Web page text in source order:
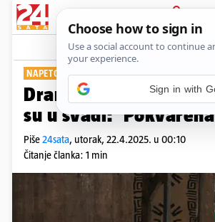
PRIJAVA
Show
NAPETOSTI U PLEMENU
Drama u 'Survivoru',
su u svađi:
Piše24sata, utorak, 22.4.2025. u 00:10
Čitanje članka: 1 min